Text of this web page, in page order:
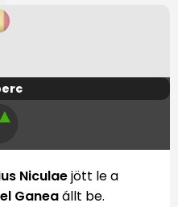
▲
Niculaejött le a
Ganeaállt be.